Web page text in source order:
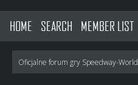
HOME SEARCH MEMBER LIST
Oficjalne forum gry Speedway-World